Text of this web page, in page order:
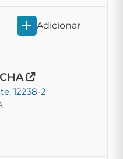
12238-2
Adicionar